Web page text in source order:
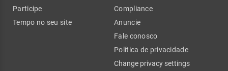
Participe
Tempo no seu site
Compliance
Anuncie
Fale conosco
Política de privacidade
Change privacy settings